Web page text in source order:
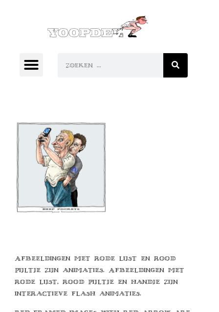
Afbeeldingen met rode lijst en rood
pijltje zijn animaties. Afbeeldingen met
rode lijst, rood pijltje en handje zijn
interactieve flash animaties.